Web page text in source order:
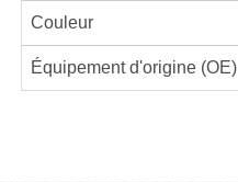
Couleur
Équipement d'origine (OE)